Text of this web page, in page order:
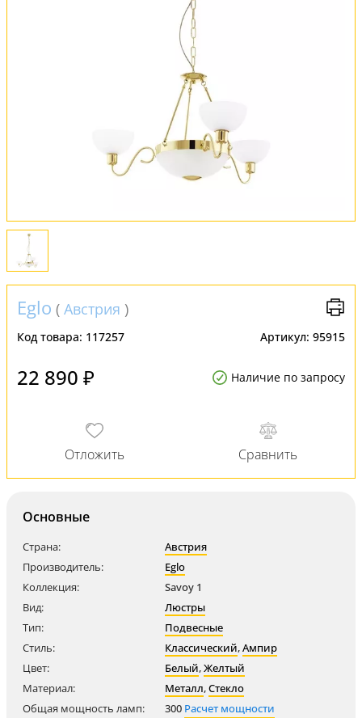
Eglo ( Австрия )
Код товара: 117257 Артикул: 95915
22 890 ₽ Наличие по запросу
Основные
Страна:
Австрия
Производитель:
Eglo
Коллекция:
Savoy 1
Вид:
Люстры
Тип:
Подвесные
Стиль:
Классический,Ампир
Цвет:
Белый,Желтый
Материал:
Металл,Стекло
Общая мощность ламп:
300 Расчет мощности